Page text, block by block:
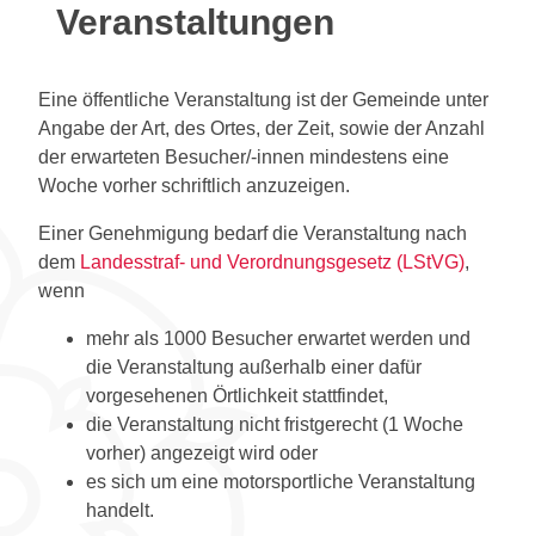
Veranstaltungen
Eine öffentliche Veranstaltung ist der Gemeinde unter
Angabe der Art, des Ortes, der Zeit, sowie der Anzahl
der erwarteten Besucher/-innen mindestens eine
Woche vorher schriftlich anzuzeigen.
Einer Genehmigung bedarf die Veranstaltung nach
dem Landesstraf- und Verordnungsgesetz (LStVG),
wenn
mehr als 1000 Besucher erwartet werden und
die Veranstaltung außerhalb einer dafür
vorgesehenen Örtlichkeit stattfindet,
die Veranstaltung nicht fristgerecht (1 Woche
vorher) angezeigt wird oder
es sich um eine motorsportliche Veranstaltung
handelt.